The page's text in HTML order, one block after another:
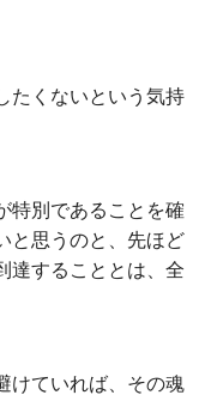
たくないという気持
特別であることを確
と思うのと、先ほど
達することとは、全
けていれば、その魂